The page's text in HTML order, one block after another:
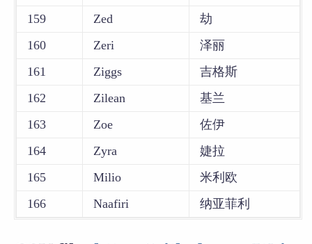
159
Zed
劫
160
Zeri
泽丽
161
Ziggs
吉格斯
162
Zilean
基兰
163
Zoe
佐伊
164
Zyra
婕拉
165
Milio
米利欧
166
Naafiri 纳亚菲利